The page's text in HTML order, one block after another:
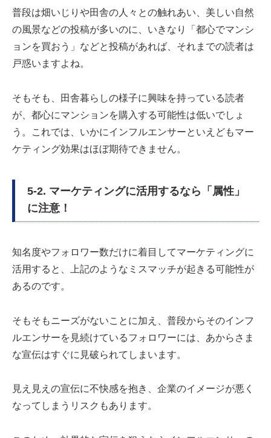
普段は畑いじりや田舎の人々との触れあい、美しい自然
の風景などの投稿が多いのに、いきなり「都心でマンシ
ョンを買おう」などと投稿があれば、それまでの読者は
戸惑いますよね。
そもそも、田舎暮らしの様子に興味を持っている読者
が、都心にマンションを購入する可能性は低いでしょ
う。これでは、いかにインフルエンサーといえどもマー
ケティング効果はほぼ期待できません。
5-2. マーケティングに活用するなら「属性」
に注意！
知名度やフォロワー数だけに着目してマーケティングに
活用すると、上記のようなミスマッチが起きる可能性が
あるのです。
そもそもニーズがないことに加え、普段からそのインフ
ルエンサーを見続けているフォロワーには、あからさま
な宣伝はすぐに見破られてしまいます。
見え見えの宣伝に不快感を抱き、企業のイメージが悪く
なってしまうリスクもあります。